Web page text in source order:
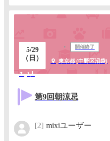
5/29
（日）
開催終了
東京都 (中野区沼袋)
2人
第9回朝涼忌
[2] mixiユーザー